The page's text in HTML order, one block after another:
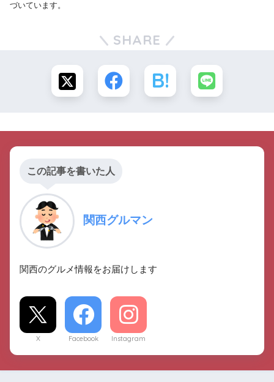
づいています。
SHARE
この記事を書いた人
関西グルマン
関西のグルメ情報をお届けします
X Facebook Instagram